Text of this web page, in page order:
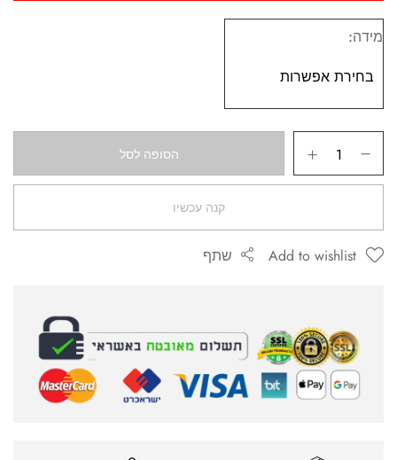
מידה
הסופה לסל
קנה עכשיו
Add to wishlist שתף